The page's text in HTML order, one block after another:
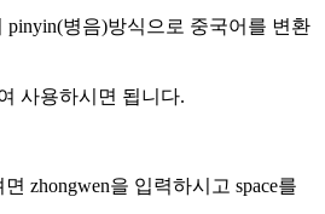
pinyin(병음)방식으로 중국어를 변환
사용하시면 됩니다.
면 zhongwen을 입력하시고 space를